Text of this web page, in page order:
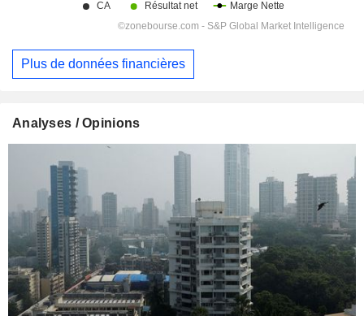
Plus de données financières
Analyses / Opinions